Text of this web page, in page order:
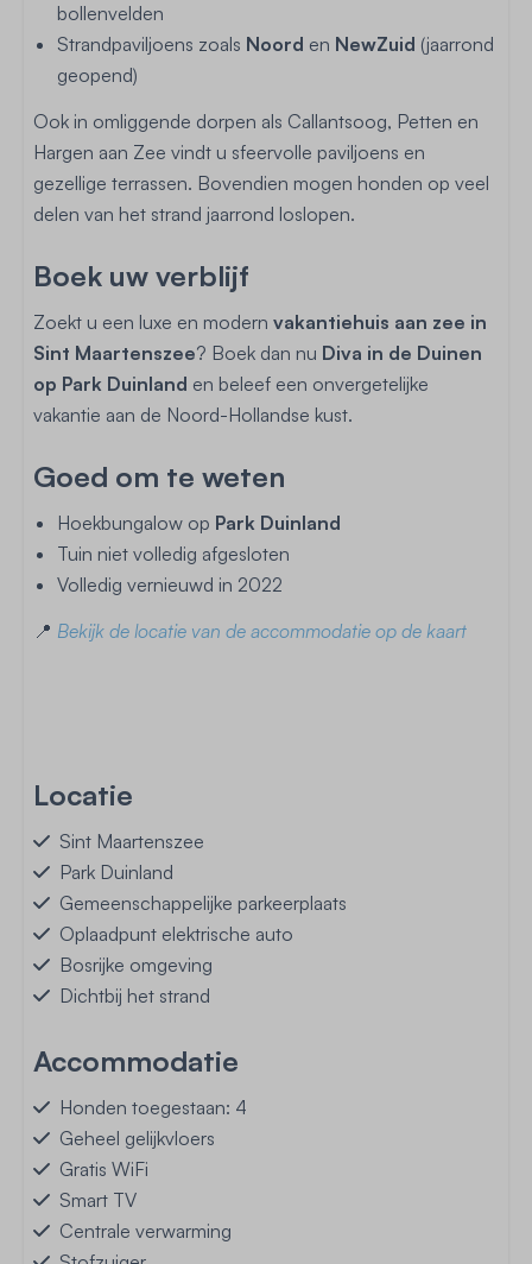
bollenvelden
Strandpaviljoens zoals Noord en NewZuid (jaarrond
geopend)
Ook in omliggende dorpen als Callantsoog, Petten en
Hargen aan Zee vindt u sfeervolle paviljoens en
gezellige terrassen. Bovendien mogen honden op veel
delen van het strand jaarrond loslopen.
Boek uw verblijf
Zoekt u een luxe en modern vakantiehuis aan zee in
Sint Maartenszee? Boek dan nu Diva in de Duinen
op Park Duinland en beleef een onvergetelijke
vakantie aan de Noord-Hollandse kust.
Goed om te weten
Hoekbungalow op Park Duinland
Tuin niet volledig afgesloten
Volledig vernieuwd in 2022
📍 Bekijk de locatie van de accommodatie op de kaart
Locatie
Sint Maartenszee
Park Duinland
Gemeenschappelijke parkeerplaats
Oplaadpunt elektrische auto
Bosrijke omgeving
Dichtbij het strand
Accommodatie
Honden toegestaan: 4
Geheel gelijkvloers
Gratis WiFi
Smart TV
Centrale verwarming